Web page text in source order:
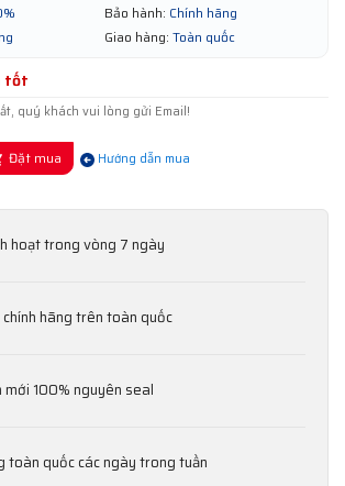
Bảo hành: Chính hãng
Giao hàng: Toàn quốc
tốt
quý khách vui lòng gửi Email!
Đặt mua Hướng dẫn mua
hoạt trong vòng 7 ngày
hãng trên toàn quốc
mới 100% nguyên seal
toàn quốc các ngày trong tuần